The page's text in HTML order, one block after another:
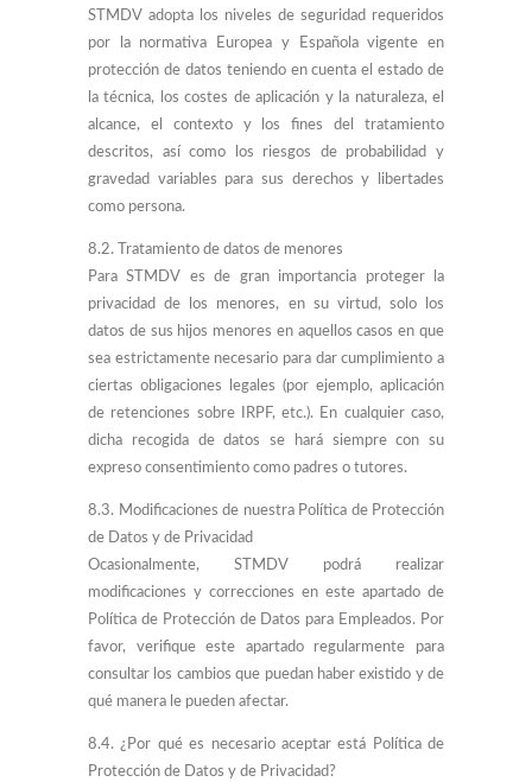
STMDV adopta los niveles de seguridad requeridos
por la normativa Europea y Española vigente en
protección de datos teniendo en cuenta el estado de
la técnica, los costes de aplicación y la naturaleza, el
alcance, el contexto y los fines del tratamiento
descritos, así como los riesgos de probabilidad y
gravedad variables para sus derechos y libertades
como persona.
8.2. Tratamiento de datos de menores
Para STMDV es de gran importancia proteger la
privacidad de los menores, en su virtud, solo los
datos de sus hijos menores en aquellos casos en que
sea estrictamente necesario para dar cumplimiento a
ciertas obligaciones legales (por ejemplo, aplicación
de retenciones sobre IRPF, etc.). En cualquier caso,
dicha recogida de datos se hará siempre con su
expreso consentimiento como padres o tutores.
8.3. Modificaciones de nuestra Política de Protección
de Datos y de Privacidad
Ocasionalmente, STMDV podrá realizar
modificaciones y correcciones en este apartado de
Política de Protección de Datos para Empleados. Por
favor, verifique este apartado regularmente para
consultar los cambios que puedan haber existido y de
qué manera le pueden afectar.
8.4. ¿Por qué es necesario aceptar está Política de
Protección de Datos y de Privacidad?